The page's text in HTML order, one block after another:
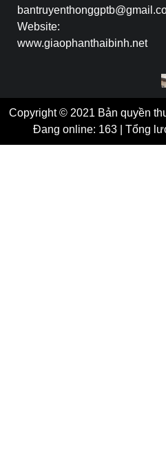
Website:
www.giaophanthaibinh.net
Copyright © 2021 Bản quyền
Đang online: 163 | Tổng